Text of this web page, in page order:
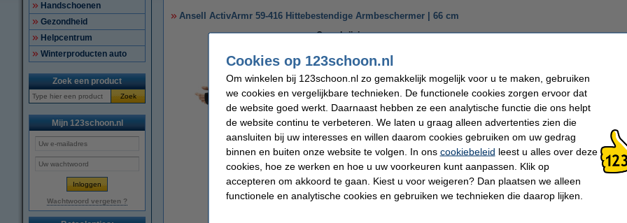
Handschoenen
Gezondheid
Helpcentrum
Winterproducten auto
Zoek een product
Zoek
Mijn 123schoon.nl
Wachtwoord vergeten ?
Ansell ActivArmr 59-416 Hittebestendige Armbeschermer | 66 cm
vergroten
Omschrijving
Werk veilig en beschermd met de Ansell ActivArmr 59-416 hittebestendige
armbeschermer is geschikt voor werkzaamheden zoals slijpen, snijden en boren
Kevlar-materiaal helpt uw arm te beschermen tegen hitte, brandwonden en
aan de EN 388:2016 norm en biedt bescherming tegen schuren, scheuren,
voering van Lenzing FR en vlamvertragend katoen zorgt voor een ademend
met hoge temperaturen. Met een lengte van 66 cm wordt uw volledige arm goed
hele werkdag comfortabel en goed beschermd.
Een verpakking bestaat uit één Ansell ActivArmr 59-416 Hittebestendige
Merk: Ansell
Type:
Armbeschermer
Soort:
ActivArmr 59-416
Geschikt voor:
slijpen, snijden en boren van metaal en ijzer
Variant:
Hittebestendig
Cookies op 123schoon.nl
Om winkelen bij 123schoon.nl zo gemakkelijk mogelijk voor u te maken, gebruiken
we cookies en vergelijkbare technieken. De functionele cookies zorgen ervoor dat
de website goed werkt. Daarnaast hebben ze een analytische functie die ons helpt
de website continu te verbeteren. We laten u graag alleen advertenties zien die
aansluiten bij uw interesses en willen daarom cookies gebruiken om uw gedrag
binnen en buiten onze website te volgen. In ons cookiebeleid leest u alles over deze
cookies, hoe ze werken en hoe u uw voorkeuren kunt aanpassen. Klik op
accepteren om akkoord te gaan. Kiest u voor weigeren? Dan plaatsen we alleen
functionele en analytische cookies en gebruiken we technieken die daarop lijken.